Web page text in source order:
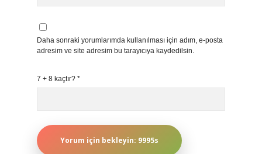
Daha sonraki yorumlarımda kullanılması için adım, e-posta
adresim ve site adresim bu tarayıcıya kaydedilsin.
7 + 8 kaçtır? *